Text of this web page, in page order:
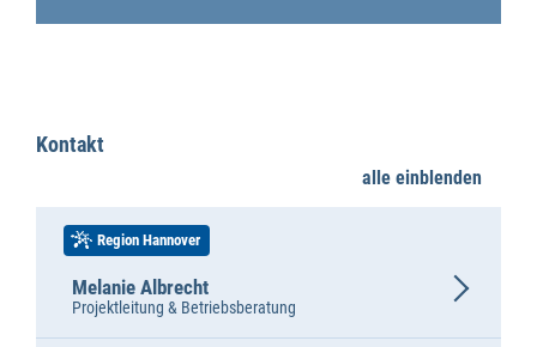
Kontakt
alle einblenden
Region Hannover
Projektleitung & Betriebsberatung
Melanie Albrecht